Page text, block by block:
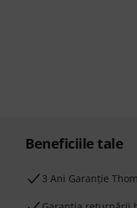
Beneficiile tale
3 Ani Garanție